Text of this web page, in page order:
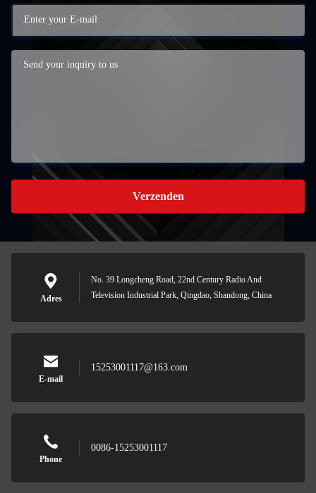
Verzenden
Adres
No. 39 Longcheng Road, 22nd Century Radio And
Television Industrial Park, Qingdao, Shandong, China
E-mail
15253001117@163.com
Phone
0086-15253001117